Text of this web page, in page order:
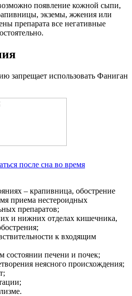
появление кожной сыпи,
экземы, жжения или
препарата все негативные
запрещает использовать Фаниган
после сна во время
– крапивница, обострение
приема нестероидных
препаратов;
и нижних отделах кишечника,
к входящим
состоянии печени и почек;
неясного происхождения;